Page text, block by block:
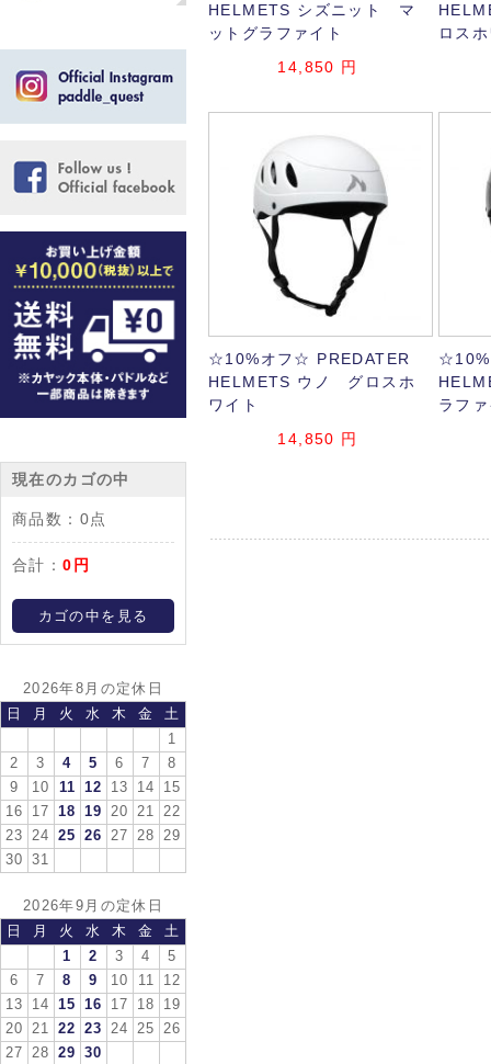
現在のカゴの中
商品数： 0点
合計：0円
カゴの中を見る
2026年8月の定休日
日
月 火 水 木 金
土
1
2
3 4 5 6 7
8
9
10 11 12 13 14
15
16
17 18 19 20 21
22
23
24 25 26 27 28
29
30
31
2026年9月の定休日
日
月 火 水 木 金
土
1
2 3 4
5
6
7 8 9 10 11
12
13
14 15 16 17 18
19
20
21 22 23 24 25
26
27
28 29 30
HELMETS シズニット マ
ットグラファイト
14,850 円
ロス
☆10%オフ☆ PREDATER
HELMETS ウノ グロスホ
ワイト
14,850 円
☆10%
ラフ